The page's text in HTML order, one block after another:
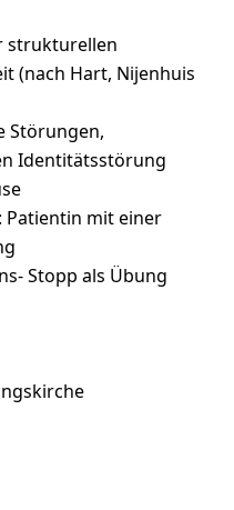
strukturellen
(nach Hart, Nijenhuis
Störungen,
Identitätsstörung
Patientin mit einer
Stopp als Übung